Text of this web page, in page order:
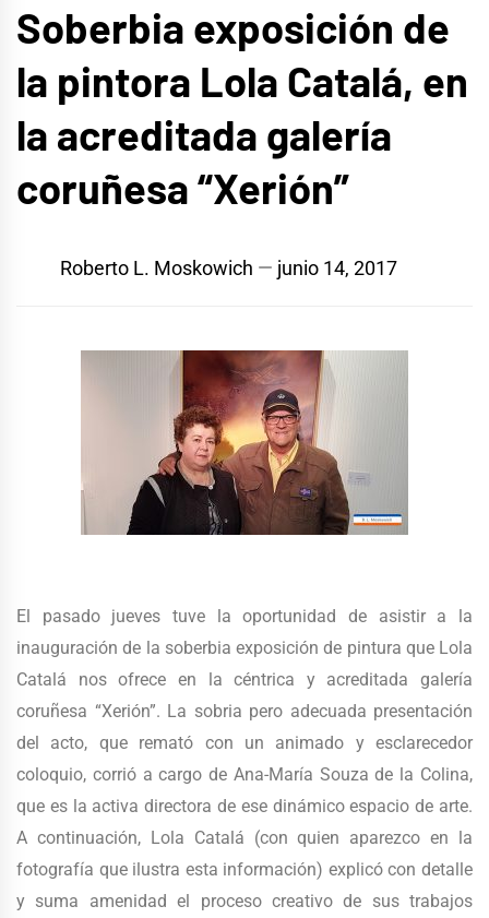
Soberbia exposición de
la pintora Lola Catalá, en
la acreditada galería
coruñesa “Xerión”
Roberto L. Moskowich junio 14, 2017
El pasado jueves tuve la oportunidad de asistir a la
inauguración de la soberbia exposición de pintura que Lola
Catalá nos ofrece en la céntrica y acreditada galería
coruñesa “Xerión”. La sobria pero adecuada presentación
del acto, que remató con un animado y esclarecedor
coloquio, corrió a cargo de Ana-María Souza de la Colina,
que es la activa directora de ese dinámico espacio de arte.
A continuación, Lola Catalá (con quien aparezco en la
fotografía que ilustra esta información) explicó con detalle
y suma amenidad el proceso creativo de sus trabajos